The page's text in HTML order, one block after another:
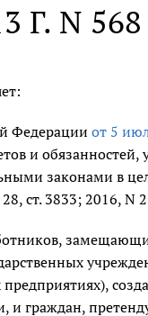
Г. N 568
Федерацииот 5
и
законами в
ст. 3833; 2016, N
и граждан,